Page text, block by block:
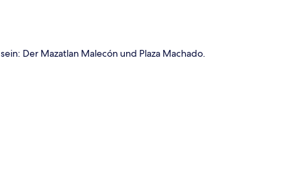
Der Mazatlan Malecón und Plaza Machado.